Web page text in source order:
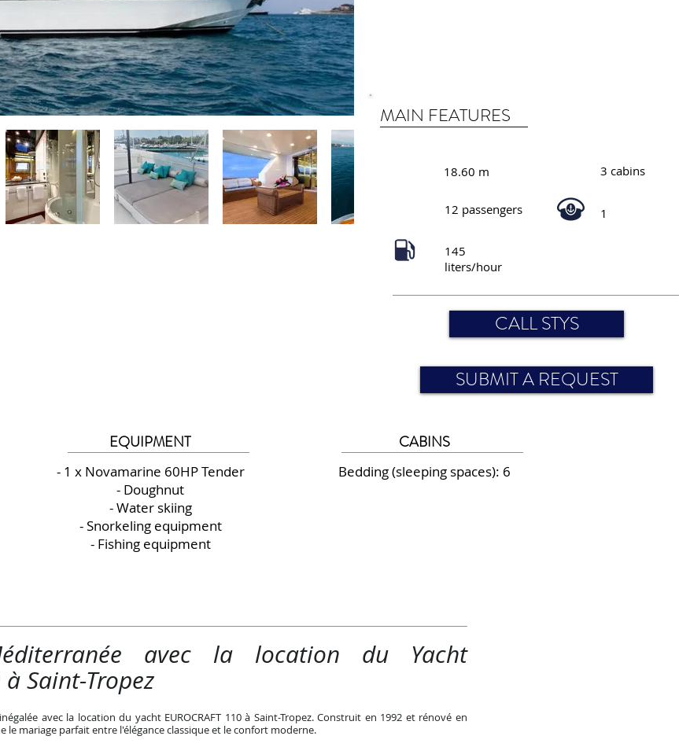
MAIN FEATURES
18.60 m 3 cabins
12 passengers 1
145
liters/hour
CALL STYS
SUBMIT A REQUEST
EQUIPMENT
- 1 x Novamarine 60HP Tender
- Doughnut
- Water skiing
- Snorkeling equipment
- Fishing equipment
CABINS
Bedding (sleeping spaces): 6
avec la location du Yacht
à Saint-Tropez
avec la location du yacht EUROCRAFT 110 à Saint-Tropez. Construit en 1992 et rénové en
le mariage parfait entre l'élégance classique et le confort moderne.